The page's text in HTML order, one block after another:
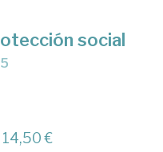
social
14,50 €